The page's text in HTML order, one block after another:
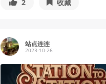
2 收藏
站点连连
2023-10-26